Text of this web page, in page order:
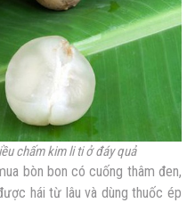
chấm kim li ti ở đáy quả
bòn bon có cuống thâm đen,
hái từ lâu và dùng thuốc ép